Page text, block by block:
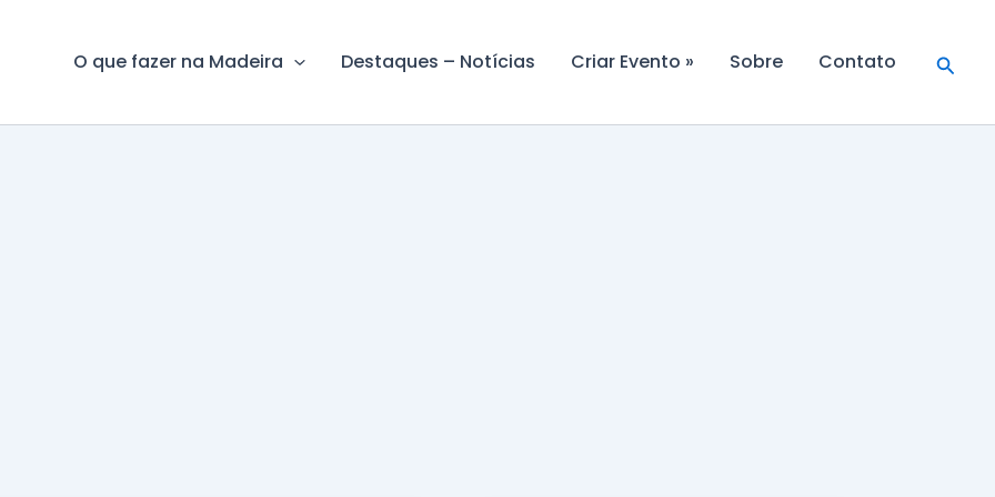
O que fazer na Madeira Destaques – Notícias Criar Evento » Sobre Contato